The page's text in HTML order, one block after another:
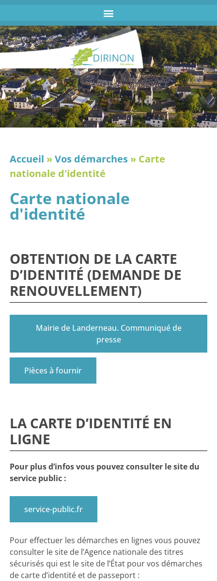
Accueil »Vos démarches » Carte
nationale d'identité
Carte nationale
d'identité
OBTENTION DE LA CARTE
D’IDENTITÉ (DEMANDE DE
RENOUVELLEMENT)
Mairie de Landerneau. Communiqué de
presse
Pièces à fournir
LA CARTE D’IDENTITÉ EN
LIGNE
Pour plus d’infos vous pouvez consulter le site du
service public :
service-public.fr
Pour effectuer les démarches en lignes vous pouvez
consulter le site de l’Agence nationale des titres
sécurisés qui est le site de l’État pour vos démarches
de carte d’identité et de passeport :